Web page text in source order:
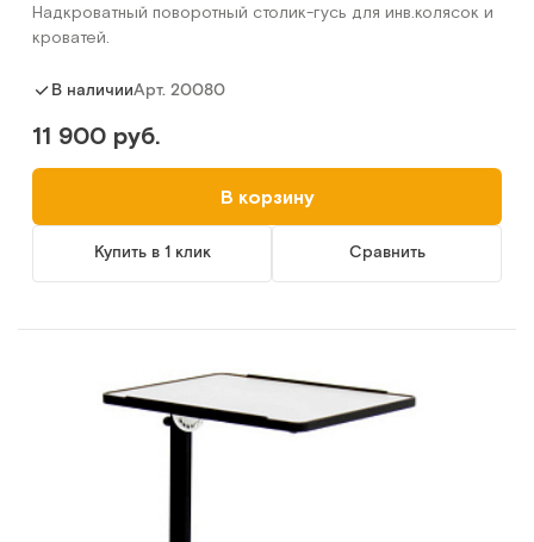
Надкроватный поворотный столик-гусь для инв.колясок и
кроватей.
В наличииАрт. 20080
11 900 руб.
В корзину
Купить в 1 клик Сравнить